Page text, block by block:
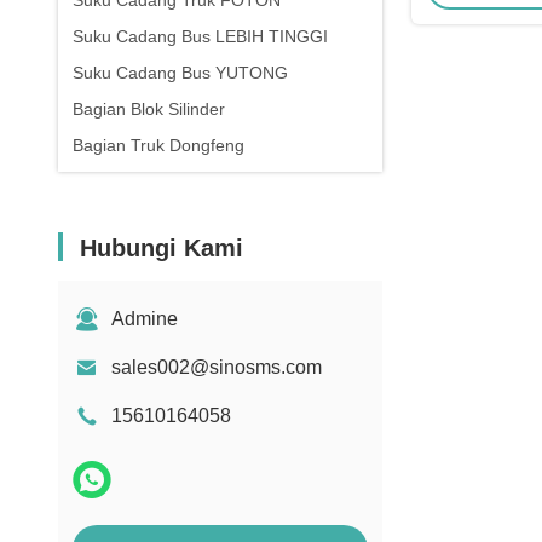
Suku Cadang Bus LEBIH TINGGI
Suku Cadang Bus YUTONG
Bagian Blok Silinder
Bagian Truk Dongfeng
Hubungi Kami
Admine
sales002@sinosms.com
15610164058